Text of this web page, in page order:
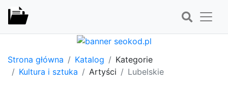
Strona główna Katalog
Kategorie
Kultura i sztuka
Artyści Lubelskie